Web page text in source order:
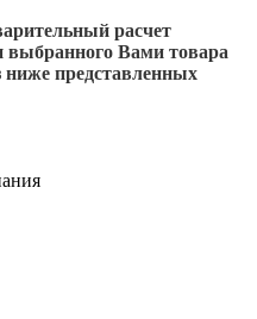
расчет
выбранного Вами товара
представленных